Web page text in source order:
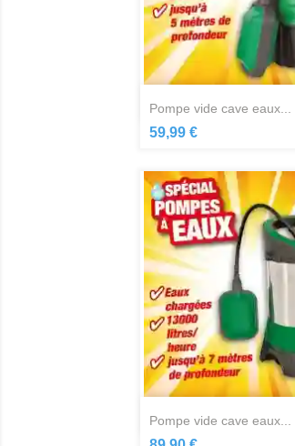
pompe vide cave eaux...
59,99 €
pompe vide cave eaux...